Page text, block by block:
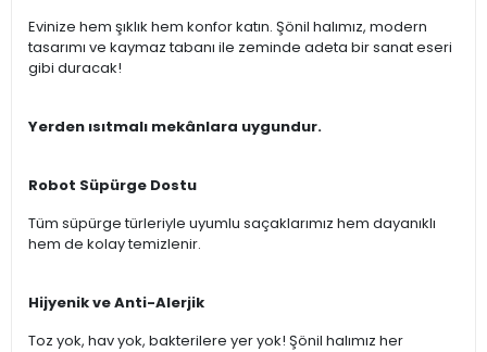
Evinize hem şıklık hem konfor katın. Şönil halımız, modern
tasarımı ve kaymaz tabanı ile zeminde adeta bir sanat eseri
gibi duracak!
Yerden ısıtmalı mekânlara uygundur.
Robot Süpürge Dostu
Tüm süpürge türleriyle uyumlu saçaklarımız hem dayanıklı
hem de kolay temizlenir.
Hijyenik ve Anti-Alerjik
Toz yok, hav yok, bakterilere yer yok! Şönil halımız her